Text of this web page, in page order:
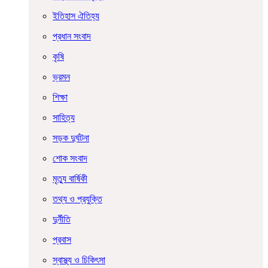
ইতিহাস ঐতিহ্য
প্রধান সংবাদ
কৃষি
ভ্রমন
শিক্ষা
সাহিত্য
সড়ক দুর্ঘটনা
শোক সংবাদ
মৃত্যু বার্ষিকী
তথ্য ও প্রযুক্তি
দুর্নীতি
প্রবাস
স্বাস্থ্য ও চিকিৎসা